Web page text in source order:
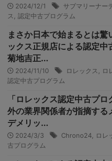
2024/12/1 サブマリーナー
ス
認定中古プログラム
まさか日本で始まるとは驚
ックス正規店による認定中
菊地吉正...
2024/11/10 ロレックス ロ
認定中古プログラム
「ロレックス認定中古プロ
外の業界関係者が指摘する
デメリッ...
2024/3/3 Chrono24 ロレ
古プログラム